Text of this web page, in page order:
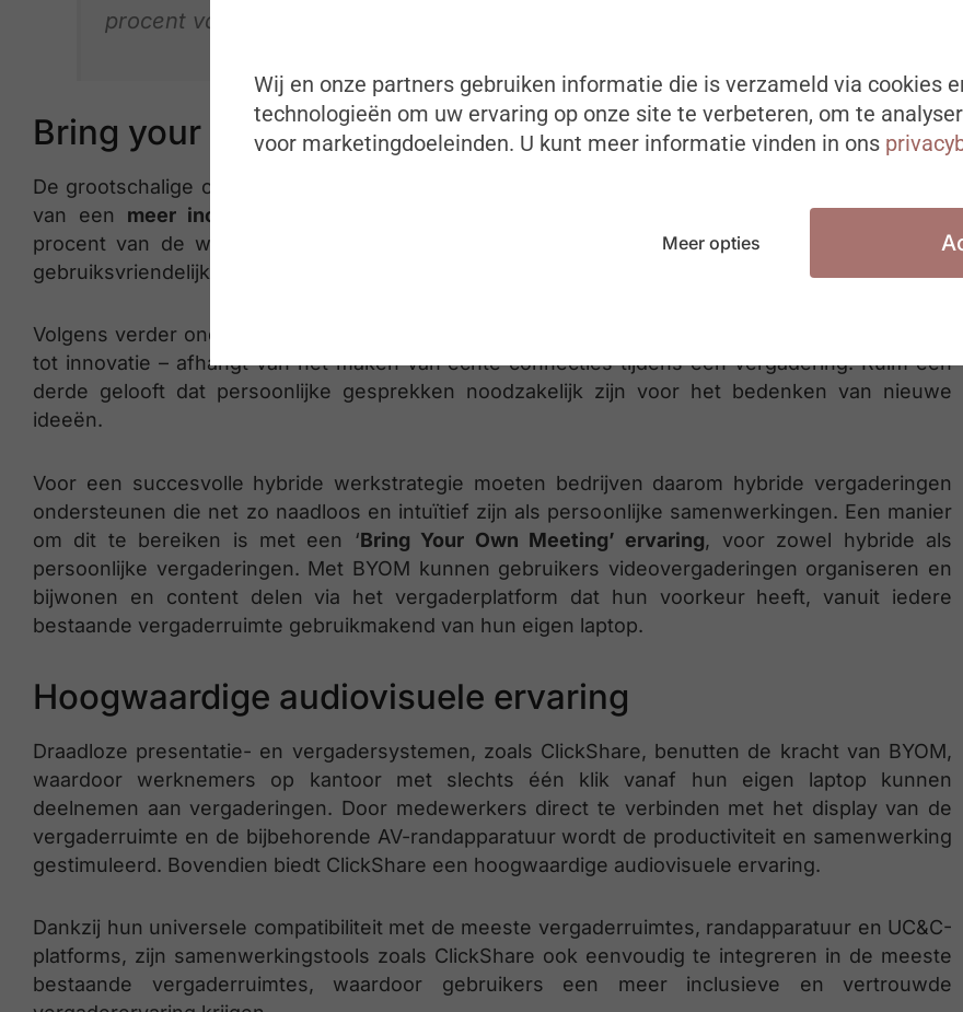
procent van de werknemers stress ervaart tijdens hybride vergaderingen.
Bring your own meeting (BYOM)
De grootschalige omarming of adoptie van hybride vergaderen hangt uiteindelijk af van de uitrol
van een meer inclusieve en intuïtieve oplossing voor vergadertechnologie
. Maar liefst 81
procent van de werknemers, verspreid over alle leeftijdscategorieën, is het erover eens dat
gebruiksvriendelijke technologie vergaderingen verbetert.
Volgens verder onderzoek1 zijn de meesten het er ook over eens dat het hele proces – van idee
tot innovatie – afhangt van het maken van echte connecties tijdens een vergadering. Ruim een
derde gelooft dat persoonlijke gesprekken noodzakelijk zijn voor het bedenken van nieuwe
ideeën.
Voor een succesvolle hybride werkstrategie moeten bedrijven daarom hybride vergaderingen
ondersteunen die net zo naadloos en intuïtief zijn als persoonlijke samenwerkingen. Een manier
om dit te bereiken is met een ‘Bring Your Own Meeting’ ervaring, voor zowel hybride als
persoonlijke vergaderingen. Met BYOM kunnen gebruikers videovergaderingen organiseren en
bijwonen en content delen via het vergaderplatform dat hun voorkeur heeft, vanuit iedere
bestaande vergaderruimte gebruikmakend van hun eigen laptop.
Hoogwaardige audiovisuele ervaring
Draadloze presentatie- en vergadersystemen, zoals ClickShare, benutten de kracht van BYOM,
waardoor werknemers op kantoor met slechts één klik vanaf hun eigen laptop kunnen
deelnemen aan vergaderingen. Door medewerkers direct te verbinden met het display van de
vergaderruimte en de bijbehorende AV-randapparatuur wordt de productiviteit en samenwerking
gestimuleerd. Bovendien biedt ClickShare een hoogwaardige audiovisuele ervaring.
Dankzij hun universele compatibiliteit met de meeste vergaderruimtes, randapparatuur en UC&C-
platforms, zijn samenwerkingstools zoals ClickShare ook eenvoudig te integreren in de meeste
bestaande vergaderruimtes, waardoor gebruikers een meer inclusieve en vertrouwde
Wij en onze partners gebruiken informatie die is verzameld via cookies
technologieën om uw ervaring op onze site te verbeteren, om te
voor marketingdoeleinden. U kunt meer informatie vinden in ons
Meer opties